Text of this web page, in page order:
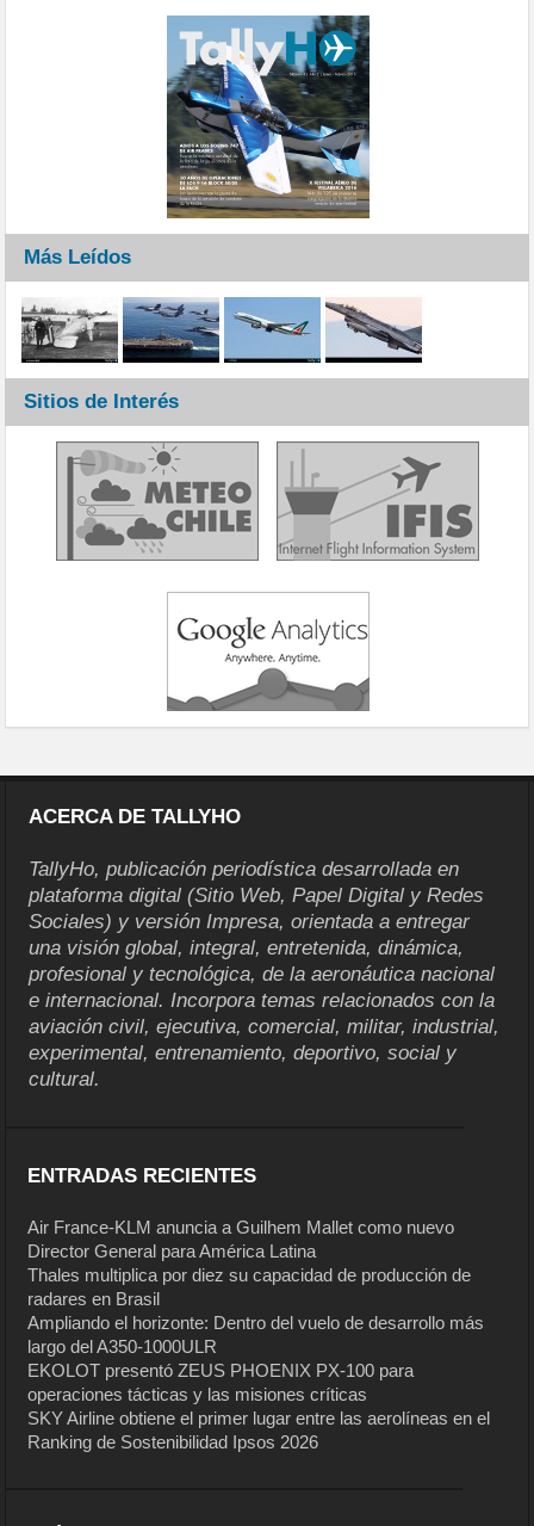
Más Leídos
Sitios de Interés
ACERCA DE TALLYHO
TallyHo, publicación periodística desarrollada en
plataforma digital (Sitio Web, Papel Digital y Redes
Sociales) y versión Impresa, orientada a entregar
una visión global, integral, entretenida, dinámica,
profesional y tecnológica, de la aeronáutica nacional
e internacional. Incorpora temas relacionados con la
aviación civil, ejecutiva, comercial, militar, industrial,
experimental, entrenamiento, deportivo, social y
cultural.
ENTRADAS RECIENTES
Air France-KLM anuncia a Guilhem Mallet como nuevo
Director General para América Latina
Thales multiplica por diez su capacidad de producción de
radares en Brasil
Ampliando el horizonte: Dentro del vuelo de desarrollo más
largo del A350-1000ULR
EKOLOT presentó ZEUS PHOENIX PX-100 para
operaciones tácticas y las misiones críticas
SKY Airline obtiene el primer lugar entre las aerolíneas en el
Ranking de Sostenibilidad Ipsos 2026